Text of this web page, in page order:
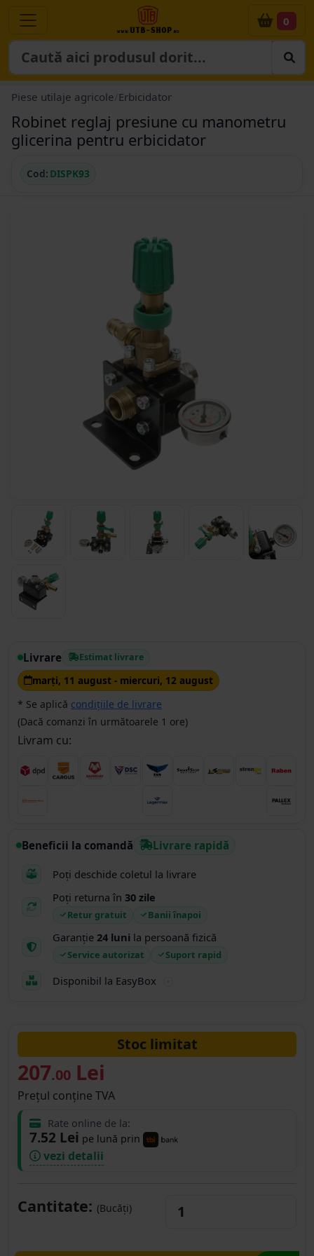
0
Piese utilaje agricole Erbicidator
Robinet reglaj presiune cu manometru
glicerina pentru erbicidator
Cod: DISPK93
Livrare Estimat livrare
marţi, 11 august - miercuri, 12 august
* Se aplică condițiile de livrare
(Dacă comanzi în următoarele 1 ore)
Livram cu:
Beneficii la comandă Livrare rapidă
Poți deschide coletul la livrare
Poți returna în 30 zile
Retur gratuit Banii înapoi
Garanție 24 luni la persoană fizică
Service autorizat Suport rapid
Disponibil la EasyBox
Stoc limitat
207.00 Lei
Prețul conține TVA
Rate online de la:
7.52 Lei pe lună prin
vezi detalii
Cantitate: (Bucăți)